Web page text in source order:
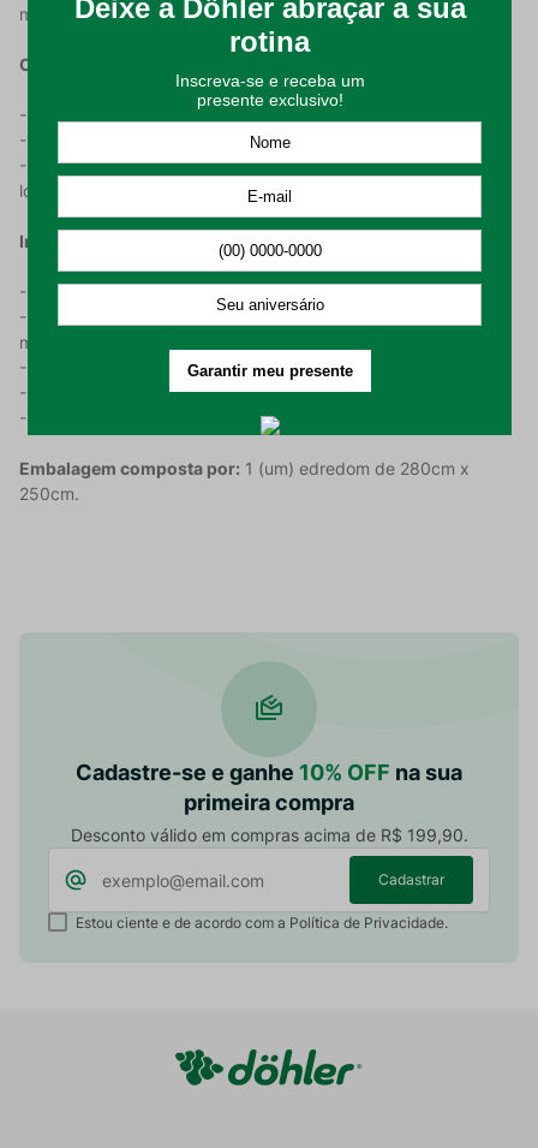
mais convidativo.
Características do Produto:
-100% poliéster, para maior resistência e durabilidade;
-180g de Enchimento (180g/m);
-Frente estampada e verso unicolor e matelassê costurado
localizado;
Instruções de Uso e Conservação:
-Realizar a higienização do produto antes de utilizar;
-Lavar em processo suave da máquina, com temperatura
máxima de 30C;
-Proibido usar alvejante e lavagem a seco;
-Secagem em máquina permitida (máx. 60C);
-Passar a ferro em temperatura máxima de 110C.
Embalagem composta por: 1 (um) edredom de 280cm x
250cm.
Cadastre-se e ganhe 10% OFF na sua
primeira compra
Desconto válido em compras acima de R$ 199,90.
Cadastrar
Estou ciente e de acordo com a Política de Privacidade.